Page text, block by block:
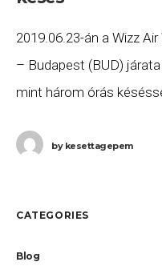
2019.06.23-án a Wizz
– Budapest (BUD)
mint három órás
bykesettagepem
CATEGORIES
Blog